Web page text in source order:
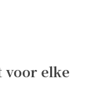
voor elke